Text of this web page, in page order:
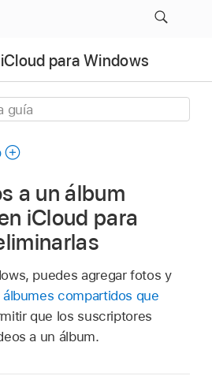
para Windows
a un álbum
iCloud para
puedes agregar fotos y
álbumes compartidos que
que los suscriptores
a un álbum.